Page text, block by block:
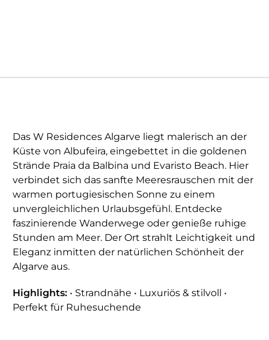
Das W Residences Algarve liegt malerisch an der
Küste von Albufeira, eingebettet in die goldenen
Strände Praia da Balbina und Evaristo Beach. Hier
verbindet sich das sanfte Meeresrauschen mit der
warmen portugiesischen Sonne zu einem
unvergleichlichen Urlaubsgefühl. Entdecke
faszinierende Wanderwege oder genieße ruhige
Stunden am Meer. Der Ort strahlt Leichtigkeit und
Eleganz inmitten der natürlichen Schönheit der
Algarve aus.
Highlights: • Strandnähe • Luxuriös & stilvoll •
Perfekt für Ruhesuchende